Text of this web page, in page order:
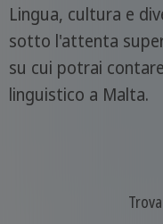
Lingua, cultura e
sotto l'attenta
su cui potrai
linguistico a Malta.